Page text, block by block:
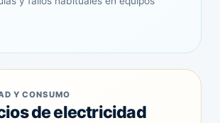
Y CONSUMO
de electricidad